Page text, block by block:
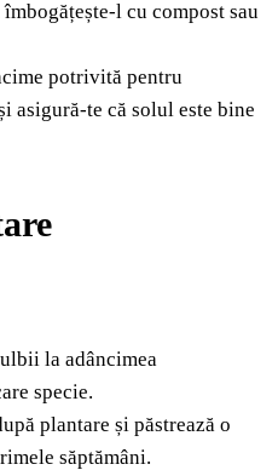
l cu compost sau
potrivită pentru
asigură-te că solul este bine
la adâncimea
specie.
plantare și păstrează o
săptămâni.